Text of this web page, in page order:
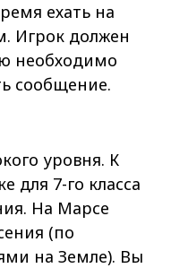
ехать на
Игрок должен
необходимо
сообщение.
уровня. К
для 7-го класса
На Марсе
(по
на Земле). Вы